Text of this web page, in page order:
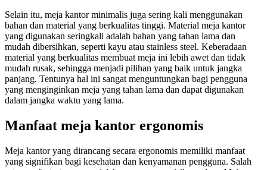
Selain itu, meja kantor minimalis juga sering kali menggunakan
bahan dan material yang berkualitas tinggi. Material meja kantor
yang digunakan seringkali adalah bahan yang tahan lama dan
mudah dibersihkan, seperti kayu atau stainless steel. Keberadaan
material yang berkualitas membuat meja ini lebih awet dan tidak
mudah rusak, sehingga menjadi pilihan yang baik untuk jangka
panjang. Tentunya hal ini sangat menguntungkan bagi pengguna
yang menginginkan meja yang tahan lama dan dapat digunakan
dalam jangka waktu yang lama.
Manfaat meja kantor ergonomis
Meja kantor yang dirancang secara ergonomis memiliki manfaat
yang signifikan bagi kesehatan dan kenyamanan pengguna. Salah